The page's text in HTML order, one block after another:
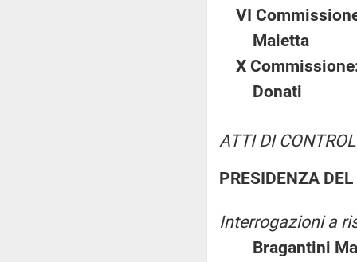
VI
Maietta
X
Donati
ATTI DI
PRESIDENZA
Interrogazioni a
Bragantini